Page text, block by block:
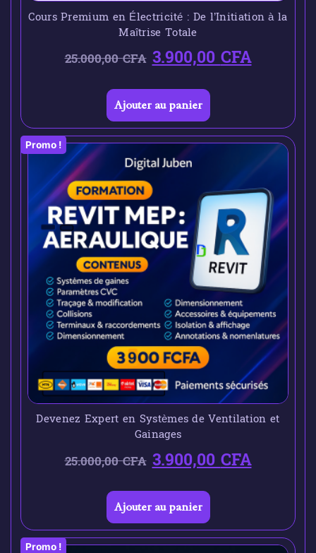
Cours Premium en Électricité : De l’Initiation à la
Maîtrise Totale
25.000,00CFA 3.900,00CFA
Ajouter au panier
Promo !
Devenez Expert en Systèmes de Ventilation et
Gainages
25.000,00CFA 3.900,00CFA
Ajouter au panier
Promo !